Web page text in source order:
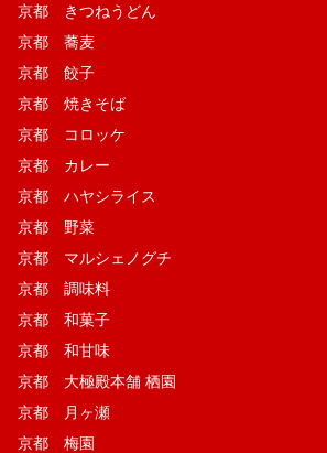
京都 きつねうどん
京都 蕎麦
京都 餃子
京都 焼きそば
京都 コロッケ
京都 カレー
京都 ハヤシライス
京都 野菜
京都 マルシェノグチ
京都 調味料
京都 和菓子
京都 和甘味
京都 大極殿本舗 栖園
京都 月ヶ瀬
京都 梅園